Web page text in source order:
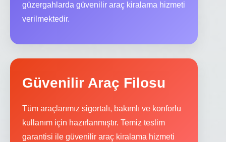
güzergahlarda güvenilir araç kiralama hizmeti
verilmektedir.
Güvenilir Araç Filosu
Tüm araçlarımız sigortalı, bakımlı ve konforlu
kullanım için hazırlanmıştır. Temiz teslim
garantisi ile güvenilir araç kiralama hizmeti